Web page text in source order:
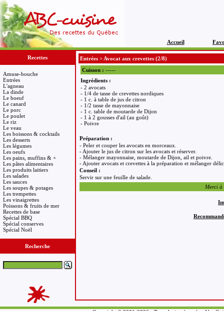
Accueil
Recettes
Amuse-bouche
Entrées
L'agneau
La dinde
Le boeuf
Le canard
Le porc
Le poulet
Le riz
Le veau
Les boissons & cocktails
Les desserts
Les légumes
Les oeufs
Les pains, muffins & +
Les pâtes alimentaires
Les produits laitiers
Les salades
Les sauces
Les soupes & potages
Les trempettes
Les vinaigrettes
Poissons & fruits de mer
Recettes de base
Spécial BBQ
Spécial conserves
Spécial Noël
Recherche
Entrées > Avocat aux crevettes (2/8)
Cuisson : -----
Ingrédients :
- 2 avocats
- 1/4 de tasse de crevettes nordiques
- 1 c. à table de jus de citron
- 1/2 tasse de mayonnaise
- 1 c. table de moutarde de Dijon
- 1 à 2 gousses d'ail (au goût)
- Poivre
Préparation :
- Peler et couper les avocats en morceaux.
- Ajouter le jus de citron sur les avocats et réserver.
- Mélanger mayonnaise, moutarde de Dijon, ail et poivre.
- Ajouter avocats et crevettes à la préparation et mélanger
Conseil :
Servir sur une feuille de salade.
Merci à